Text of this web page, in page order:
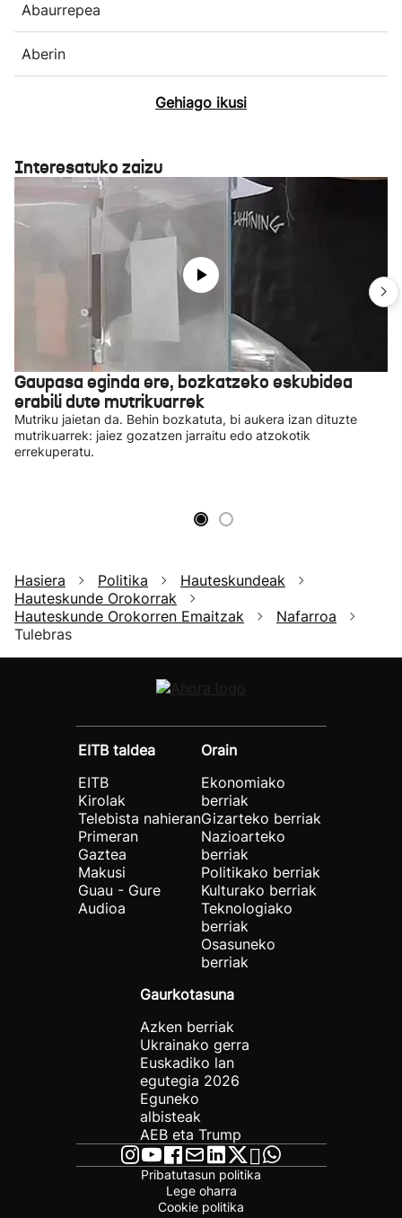
Abaurrepea
Aberin
Gehiago ikusi
Interesatuko zaizu
Gaupasa eginda ere, bozkatzeko eskubidea
erabili dute mutrikuarrek
Mutriku jaietan da. Behin bozkatuta, bi aukera izan dituzte
mutrikuarrek: jaiez gozatzen jarraitu edo atzokotik
errekuperatu.
Hasiera Politika
Hauteskundeak
Hauteskunde Orokorrak
Hauteskunde Orokorren Emaitzak
Nafarroa
Tulebras
EITB taldea
EITB
Kirolak
Telebista nahieran
Primeran
Gaztea
Makusi
Guau - Gure
Audioa
Orain
Ekonomiako
berriak
Gizarteko berriak
Nazioarteko
berriak
Politikako berriak
Kulturako berriak
Teknologiako
berriak
Osasuneko
berriak
Gaurkotasuna
Azken berriak
Ukrainako gerra
Euskadiko lan
egutegia 2026
Eguneko
albisteak
AEB eta Trump
Pribatutasun politika
Lege oharra
Cookie politika